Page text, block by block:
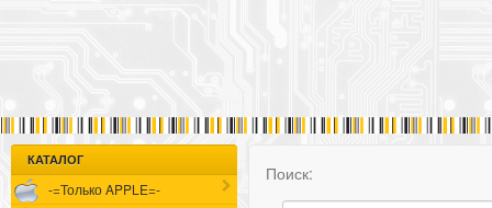
КАТАЛОГ
-=Только APPLE=-
Поиск: